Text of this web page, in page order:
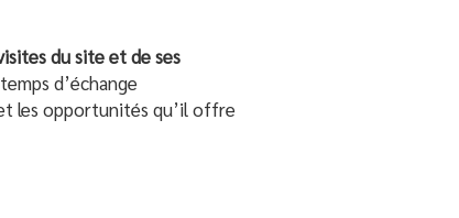
du site et de ses
d’échange
les opportunités qu’il offre